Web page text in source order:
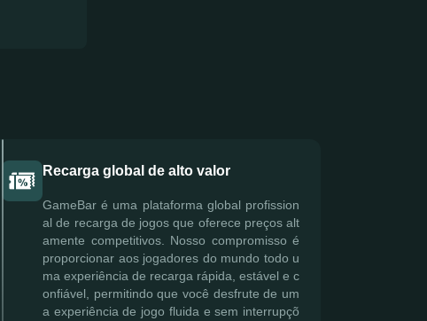
Recarga global de alto valor
GameBar é uma plataforma global profission
al de recarga de jogos que oferece preços alt
amente competitivos. Nosso compromisso é
proporcionar aos jogadores do mundo todo u
ma experiência de recarga rápida, estável e c
onfiável, permitindo que você desfrute de um
a experiência de jogo fluida e sem interrupçõ